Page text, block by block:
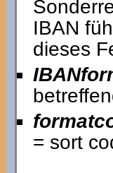
IBAN
dieses
= sort